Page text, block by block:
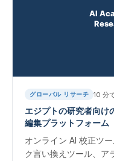
グローバル リサーチ 10 分
エジプトの研究者向け
編集プラットフォーム
オンライン AI 校正ツ
ク言い換えツール、ア